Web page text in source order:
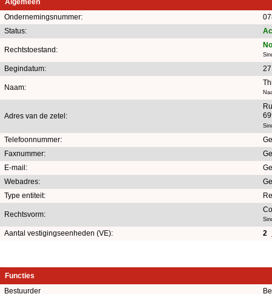
Algemeen
Ondernemingsnummer:
Status:
Rechtstoestand:
Begindatum:
Naam:
Adres van de zetel:
Telefoonnummer:
Faxnummer:
E-mail:
Webadres:
Type entiteit:
Rechtsvorm:
Aantal vestigingseenheden (VE): 2
Functies
Bestuurder